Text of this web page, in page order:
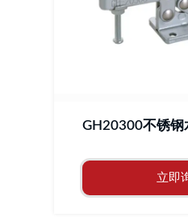
GH20300不锈钢
立即